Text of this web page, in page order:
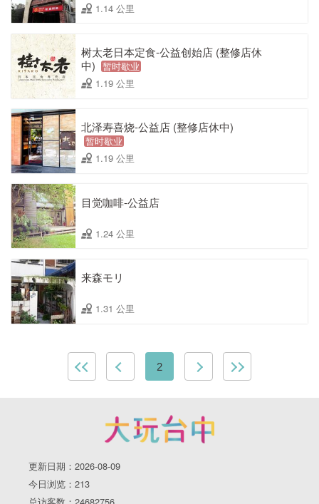
1.14 公里
树太老日本定食-公益创始店 (整修店休
中) 暂时歇业
1.19 公里
北泽寿喜烧-公益店 (整修店休中)
暂时歇业
1.19 公里
目觉咖啡-公益店
1.24 公里
来森モリ
1.31 公里
2
更新日期：2026-08-09
今日浏览：213